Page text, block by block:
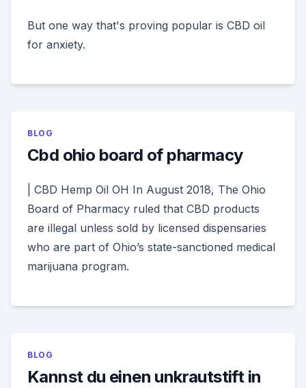
But one way that's proving popular is CBD oil
for anxiety.
BLOG
Cbd ohio board of pharmacy
| CBD Hemp Oil OH In August 2018, The Ohio
Board of Pharmacy ruled that CBD products
are illegal unless sold by licensed dispensaries
who are part of Ohio’s state-sanctioned medical
marijuana program.
BLOG
Kannst du einen unkrautstift in